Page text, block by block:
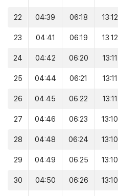
22 04:39 06:18 13:12
23 04:41 06:19 13:12
24 04:42 06:20 13:11
25 04:44 06:21 13:11
26 04:45 06:22 13:11
27 04:46 06:23 13:10
28 04:48 06:24 13:10
29 04:49 06:25 13:10
30 04:50 06:26 13:10